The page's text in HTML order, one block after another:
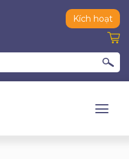
Kích hoạt